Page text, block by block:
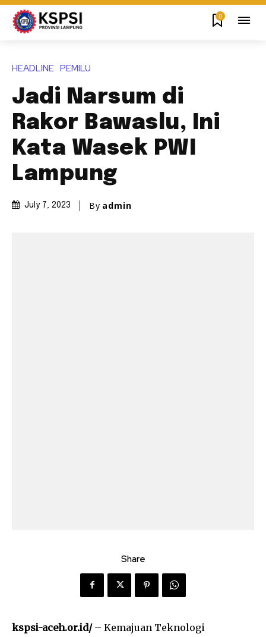
0
HEADLINE PEMILU
Jadi Narsum di
Rakor Bawaslu, Ini
Kata Wasek PWI
Lampung
July 7, 2023 By admin
Share
kspsi-aceh.or.id/– Kemajuan Teknologi